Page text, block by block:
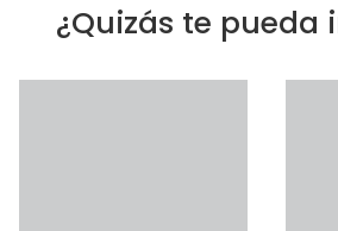
¿Quizás te pueda